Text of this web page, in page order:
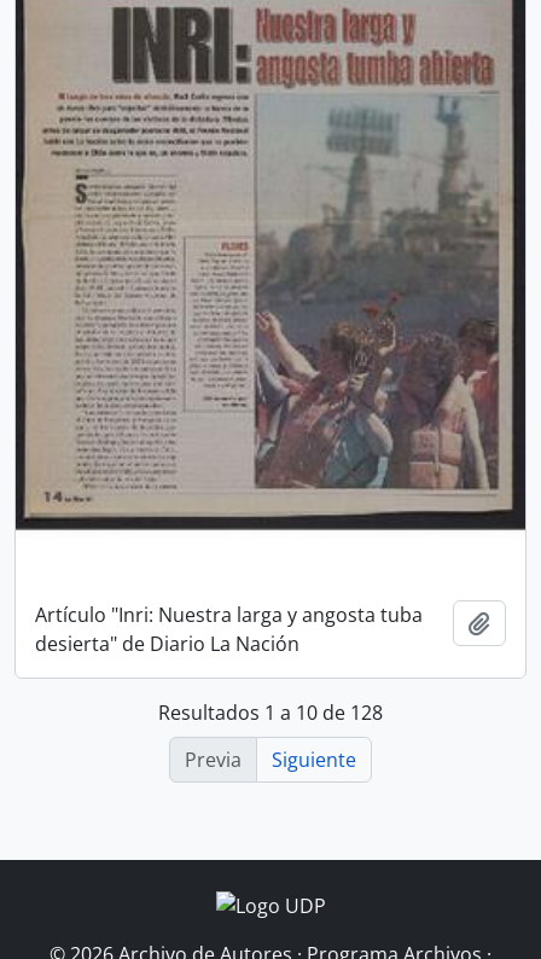
Artículo "Inri: Nuestra larga y angosta tuba
desierta" de Diario La Nación
Resultados 1 a 10 de 128
Previa
Siguiente